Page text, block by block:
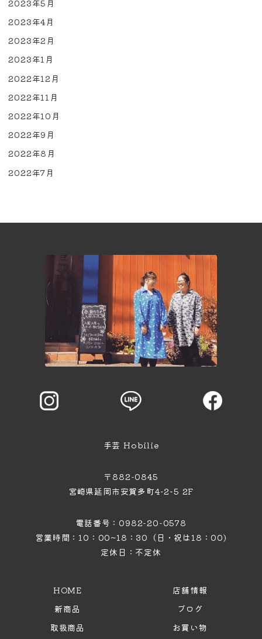
2023年5月
2023年4月
2023年2月
2023年1月
2022年12月
2022年11月
2022年10月
2022年9月
2022年8月
2022年7月
HOME
新商品
取扱商品
店舗情報
ブログ
お買い物
手芸 Hobilie
〒882-0845
宮崎県延岡市安賀多町4−2−5 2F
電話番号：0982-20-0578
営業時間：10：00~18：30（日・祝は18：00)
定休日：不定休